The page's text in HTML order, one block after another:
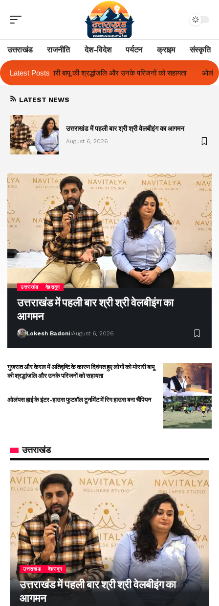
उत्तराखंड राजनीति देश-विदेश पर्यटन क्राइम संस्कृति
Latest Posts
और उनके परिजनों को सहायता ओलंपस हाई के इंटर-हाउस फुटबॉल टूर्नामेंट में
LATEST NEWS
उत्तराखंड में पहली बार श्री श्री वेलबीइंग का आगमन
August 6, 2026
उत्तराखंड देहरादून
उत्तराखंड में पहली बार श्री श्री वेलबीइंग का
आगमन
Lokesh Badoni August 6, 2026
गुजरात और केरल में अतिवृष्टि के कारण दिवंगत हुए लोगों को मोरारी बापू
की श्रद्धांजलि और उनके परिजनों को सहायता
ओलंपस हाई के इंटर-हाउस फुटबॉल टूर्नामेंट में रिग हाउस बना चैंपियन
उत्तराखंड
उत्तराखंड देहरादून
उत्तराखंड में पहली बार श्री श्री वेलबीइंग का
आगमन